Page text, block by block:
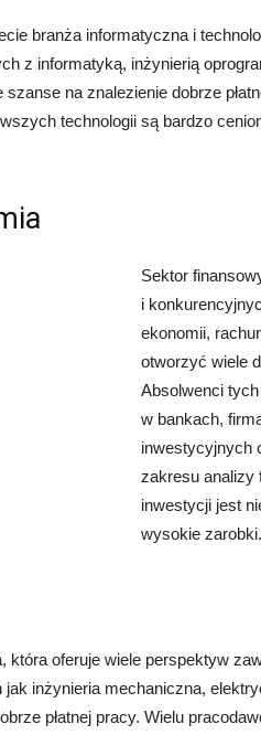
branża informatyczna i
z informatyką, inżynierią
na znalezienie dobrze
technologii są bardzo
Sektor
i
ekonomii,
otworzyć wiele
Absolwenci
w bankach,
inwestycyjnych
zakresu analizy
inwestycji jest
wysokie zarobki.
która oferuje wiele perspektyw
inżynieria mechaniczna,
płatnej pracy. Wielu